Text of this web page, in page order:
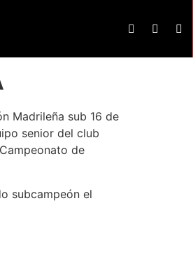
Madrileña sub 16 de
senior del club
de
subcampeón el